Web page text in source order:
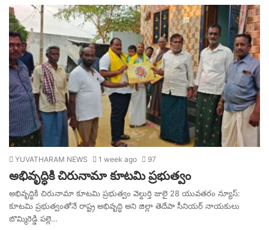
YUVATHARAM NEWS 1 week ago 97
అభివృద్ధికి చిరునామా కూటమి ప్రభుత్వం
అభివృద్ధికి చిరునామా కూటమి ప్రభుత్వం వెల్దుర్తి జులై 28 యువతరం న్యూస్:
కూటమి ప్రభుత్వంతోనే రాష్ట్ర అభివృద్ధి అని జిల్లా తెదేపా సీనియర్ నాయకులు
బొమ్మిరెడ్డి పల్లె…